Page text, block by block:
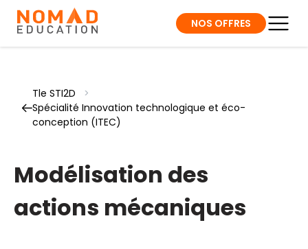
NOS OFFRES
Tle STI2D
>
Spécialité Innovation technologique et éco-
conception (ITEC)
Modélisation des
actions mécaniques